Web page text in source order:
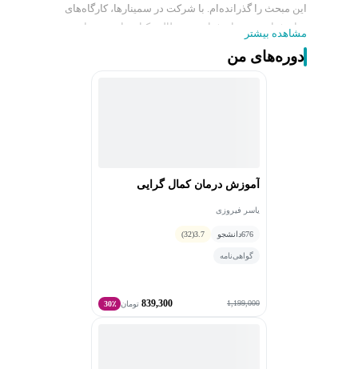
این مبحث را گذرانده‌ام. با شرکت در سمینارها، کارگاه‌های
روان‌شناسی و روان‌شناختی، مطالعه کتاب‌ها و تحقیقات
انجام شده طی سالهای اخیر، سعی در درمان مسائل روحی و
روانی و اضطراب و افسردگی دارم و تخصصم در شناخت و
مشاهده بیشتر
دوره‌های من
آموزش درمان کمال گرایی
یاسر فیروزی
676دانشجو 3.7
(32)
گواهی‌نامه
1,199,000
839,300 تومان 30٪